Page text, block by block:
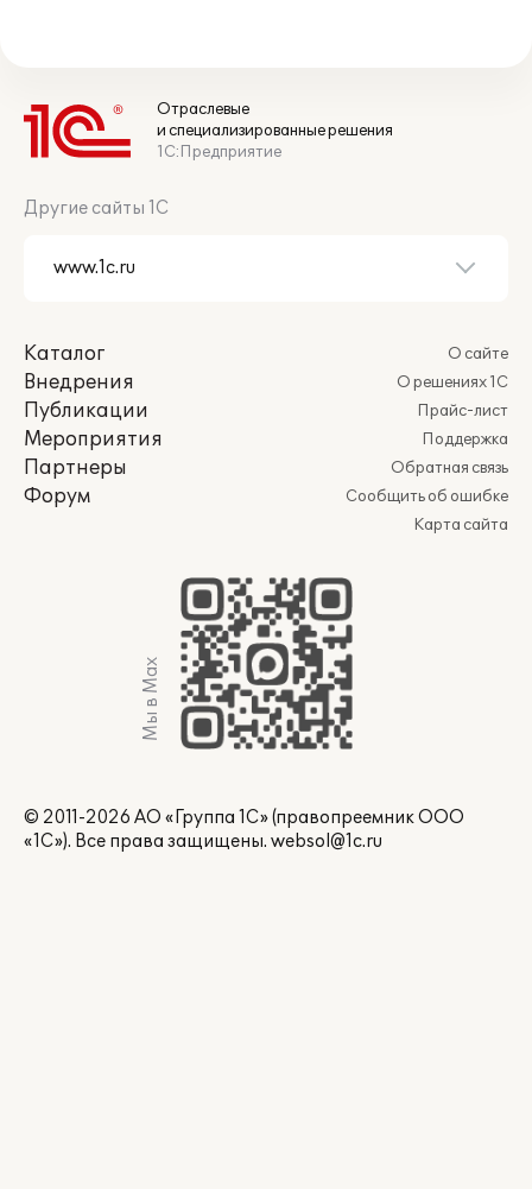
Отраслевые
и специализированные решения
1С:Предприятие
Другие сайты 1С
Каталог
Внедрения
Публикации
Мероприятия
Партнеры
Форум
О сайте
О решениях 1С
Прайс-лист
Поддержка
Обратная связь
Сообщить об ошибке
Карта сайта
Мы в Max
© 2011-2026 АО «Группа 1С» (правопреемник ООО
«1С»). Все права защищены. websol@1c.ru